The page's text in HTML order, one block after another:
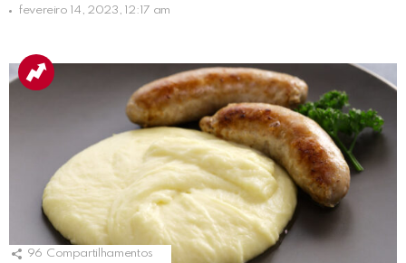
fevereiro 14, 2023, 12:17 am
96 Compartilhamentos